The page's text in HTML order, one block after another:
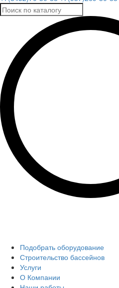
Подобрать оборудование
Строительство бассейнов
Услуги
О Компании